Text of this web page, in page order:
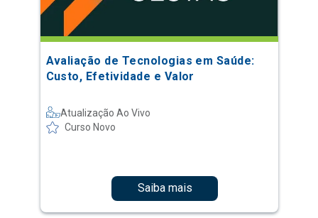
Avaliação de Tecnologias em Saúde:
Custo, Efetividade e Valor
Atualização Ao Vivo
Curso Novo
Saiba mais